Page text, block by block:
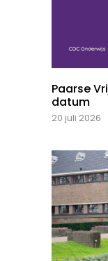
Paarse
datum
20 juli 2026